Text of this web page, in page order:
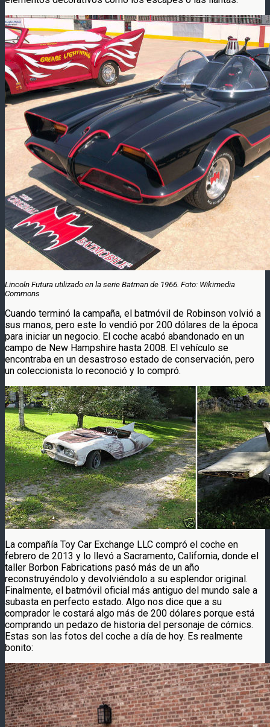
Lincoln Futura utilizado en la serie Batman de 1966. Foto: Wikimedia
Commons
Cuando terminó la campaña, el batmóvil de Robinson volvió a
sus manos, pero este lo vendió por 200 dólares de la época
para iniciar un negocio. El coche acabó abandonado en un
campo de New Hampshire hasta 2008. El vehículo se
encontraba en un desastroso estado de conservación, pero
un coleccionista lo reconoció y lo compró.
La compañía Toy Car Exchange LLC compró el coche en
febrero de 2013 y lo llevó a Sacramento, California, donde el
taller Borbon Fabrications pasó más de un año
reconstruyéndolo y devolviéndolo a su esplendor original.
Finalmente, el batmóvil oficial más antiguo del mundo sale a
subasta en perfecto estado. Algo nos dice que a su
comprador le costará algo más de 200 dólares porque está
comprando un pedazo de historia del personaje de cómics.
Estas son las fotos del coche a día de hoy. Es realmente
bonito: